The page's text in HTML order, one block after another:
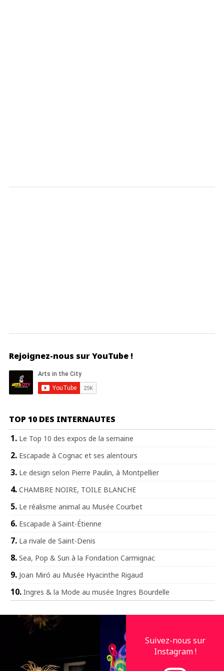
Rejoignez-nous sur YouTube !
TOP 10 DES INTERNAUTES
Le Top 10 des expos de la semaine
Escapade à Cognac et ses alentours
Le design selon Pierre Paulin, à Montpellier
CHAMBRE NOIRE, TOILE BLANCHE
Le réalisme animal au Musée Courbet
Escapade à Saint-Étienne
La rivale de Saint-Denis
Sea, Pop & Sun à la Fondation Carmignac
Joan Miró au Musée Hyacinthe Rigaud
Ingres & la Mode au musée Ingres Bourdelle
Suivez-nous sur
Instagram !